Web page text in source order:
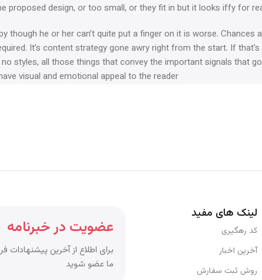
proposed design, or too small, or they fit in but it looks iffy for
though he or her can’t quite put a finger on it is worse.
It’s content strategy gone awry right from the start. If
styles, all those things that convey the important signals that
visual and emotional appeal to the reader.
لینک های مفید
کد رهگیری
آخرین اخبار
روش ثبت سفارش
عضویت در خبرنامه
برای اطلاع از آخرین پیشنهادات
ما عضو شوید